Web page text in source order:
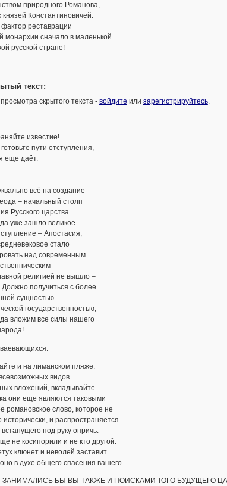
природного Романова,
князей Константиновичей.
реставрации
монархии сначало в маленькой
русской стране!
текст:
скрытого текста - войдите или зарегистрируйтесь.
известие!
пути отступления,
еще даёт.
всё на создание
– начальный столп
Русского царства.
уже зашло великое
– Апостасия,
стало
над современным
религией не вышло –
получиться с более
сущностью –
государственностью,
вложим все силы нашего
и на лиманском пляже.
видов
вложений, вкладывайте
они еще являются таковыми
романовское слово, которое не
исторически, и распространяется
встанущего под руку опричь.
не косипорили и не кто другой.
клюнет и неволей заставит.
в духе общего спасения вашего.
ЗАНИМАЛИСЬ БЫ ВЫ ТАКЖЕ И ПОИСКАМИ ТОГО БУДУЩЕГО